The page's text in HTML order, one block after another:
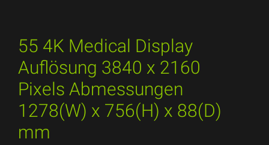
55 4K Medical Display
Auflösung 3840 x 2160
Pixels Abmessungen
1278(W) x 756(H) x 88(D)
mm